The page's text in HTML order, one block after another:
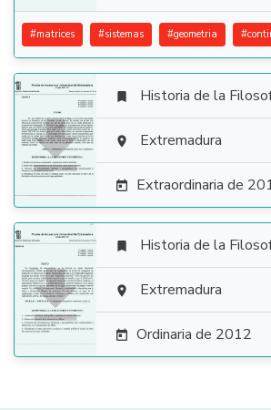
#matrices #sistemas #geometria #

 Historia de la
 Extremadura
 Extraordinaria de

 Historia de la
 Extremadura
 Ordinaria de 2012